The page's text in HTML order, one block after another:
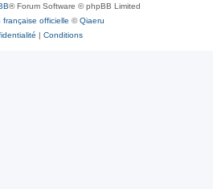
® Forum Software © phpBB Limited
française officielle ©Qiaeru
| Conditions